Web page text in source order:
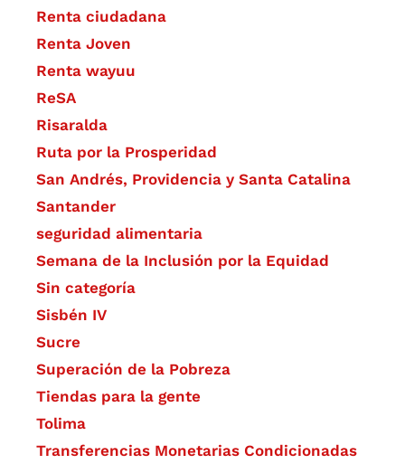
Renta ciudadana
Renta Joven
Renta wayuu
ReSA
Risaralda
Ruta por la Prosperidad
San Andrés, Providencia y Santa Catalina
Santander
seguridad alimentaria
Semana de la Inclusión por la Equidad
Sin categoría
Sisbén IV
Sucre
Superación de la Pobreza
Tiendas para la gente
Tolima
Transferencias Monetarias Condicionadas